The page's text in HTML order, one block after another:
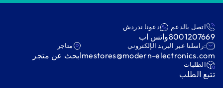
اتصل بالدعم
8001207669
دعونا ندردش
واتس اب
:راسلنا عبر البريد الإلكتروني
mestores@modern-electronics.com
متاجر
ابحث عن متجر
‫الطلبات‬
‫تتبع الطلب‬